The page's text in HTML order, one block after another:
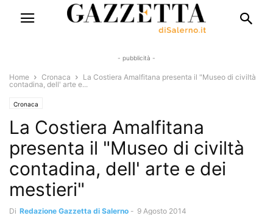
- pubblicità -
Home Cronaca
La Costiera Amalfitana presenta il "Museo di civiltà
contadina, dell' arte e...
Cronaca
La Costiera Amalfitana
presenta il "Museo di civiltà
contadina, dell' arte e dei
mestieri"
Di Redazione Gazzetta di Salerno - 9 Agosto 2014